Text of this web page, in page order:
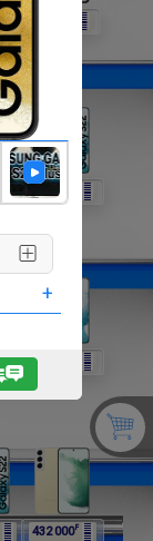
+
302 400
405 000
405 000
432 000F